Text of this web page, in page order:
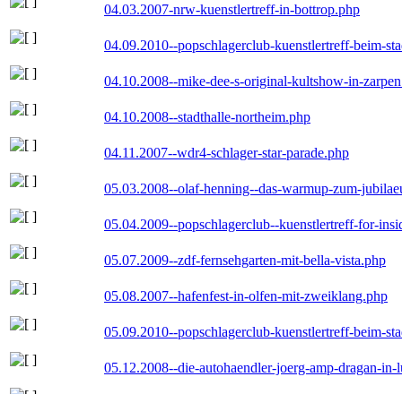
04.03.2007-nrw-kuenstlertreff-in-bottrop.php
04.09.2010--popschlagerclub-kuenstlertreff-beim-
04.10.2008--mike-dee-s-original-kultshow-in-
04.10.2008--stadthalle-northeim.php
04.11.2007--wdr4-schlager-star-parade.php
05.03.2008--olaf-henning--das-warmup-zum-
05.04.2009--popschlagerclub--kuenstlertreff-for-
05.07.2009--zdf-fernsehgarten-mit-bella-vista.php
05.08.2007--hafenfest-in-olfen-mit-zweiklang.php
05.09.2010--popschlagerclub-kuenstlertreff-beim-
05.12.2008--die-autohaendler-joerg-amp-dragan-in-